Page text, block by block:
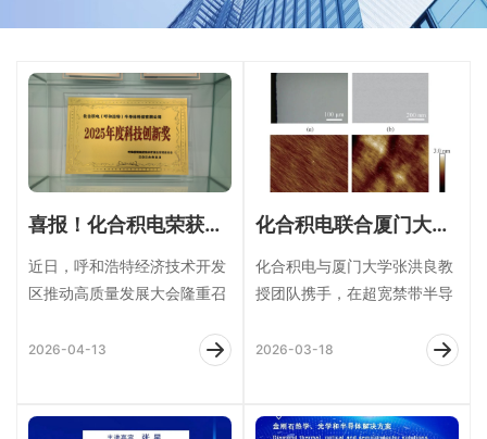
喜报！化合积电荣获呼和浩特经开区“2025年度科技创新奖”
近日，呼和浩特经济技术开发
区推动高质量发展大会隆重召
发展成果，系统部署2026年
2026-04-13
化合积电联合厦门大学团队，实现硼掺杂单晶金刚石制备重要突破
化合积电与厦门大学张洪良教
授团队携手，在超宽禁带半导
要进展，成功突破高迁移率硼
2026-03-18